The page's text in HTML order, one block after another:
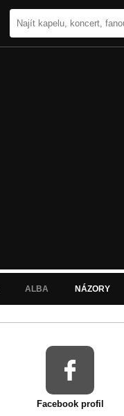
ALBA NÁZORY
Facebook profil